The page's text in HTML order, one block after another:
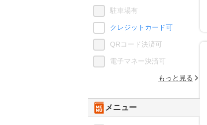
駐車場有
クレジットカード可
QRコード決済可
電子マネー決済可
もっと見る
メニュー